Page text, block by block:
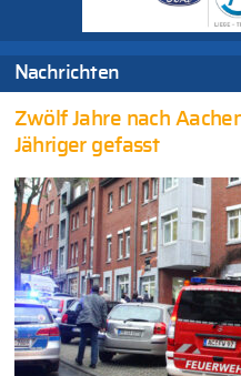
Nachrichten
Zwölf Jahre nach
Jähriger gefasst